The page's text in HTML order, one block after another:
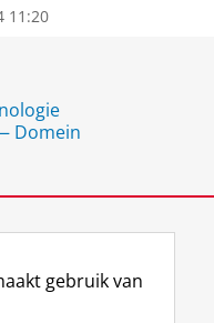
11:20
Domein
gebruik van